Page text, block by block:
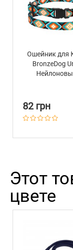
Ошейник для
BronzeDog
82 грн
Этот
цвете